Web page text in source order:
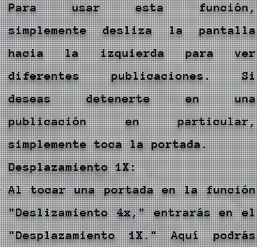
Para usar esta función,
simplemente desliza la pantalla
hacia la izquierda para ver
diferentes publicaciones. Si
deseas detenerte en una
publicación en particular,
simplemente toca la portada.
Desplazamiento 1X:
Al tocar una portada en la función
"Deslizamiento 4x," entrarás en el
"Desplazamiento 1X." Aquí podrás